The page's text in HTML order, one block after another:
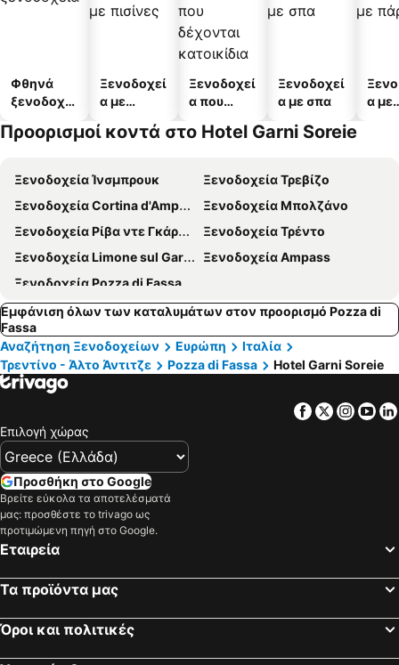
Φθηνά
ξενοδοχεί
Ξενοδοχεί
α με
Ξενοδοχεί
α που
κατοικίδι
Ξενοδοχεί
α με σπα
α με
Προορισμοί κοντά στο Hotel Garni Soreie
Ξενοδοχεία Ίνσμπρουκ
Ξενοδοχεία Τρεβίζο
Ξενοδοχεία Cortina d'Ampezzo
Ξενοδοχεία Μπολζάνο
Ξενοδοχεία Ρίβα ντε Γκάρντα
Ξενοδοχεία Τρέντο
Ξενοδοχεία Limone sul Garda
Ξενοδοχεία Ampass
Ξενοδοχεία Pozza di Fassa
Εμφάνιση όλων των καταλυμάτων στον προορισμό Pozza di
Fassa
Αναζήτηση Ξενοδοχείων
Ευρώπη
Ιταλία
Τρεντίνο - Άλτο Άντιτζε
Pozza di Fassa Hotel Garni Soreie
Facebook
Twitter
Επιλογή χώρας
Προσθήκη στο Google
Βρείτε εύκολα τα αποτελέσματά
μας: προσθέστε το trivago ως
προτιμώμενη πηγή στο Google.
Εταιρεία
Τα προϊόντα μας
Όροι και πολιτικές